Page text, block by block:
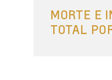
MORTE E
TOTAL